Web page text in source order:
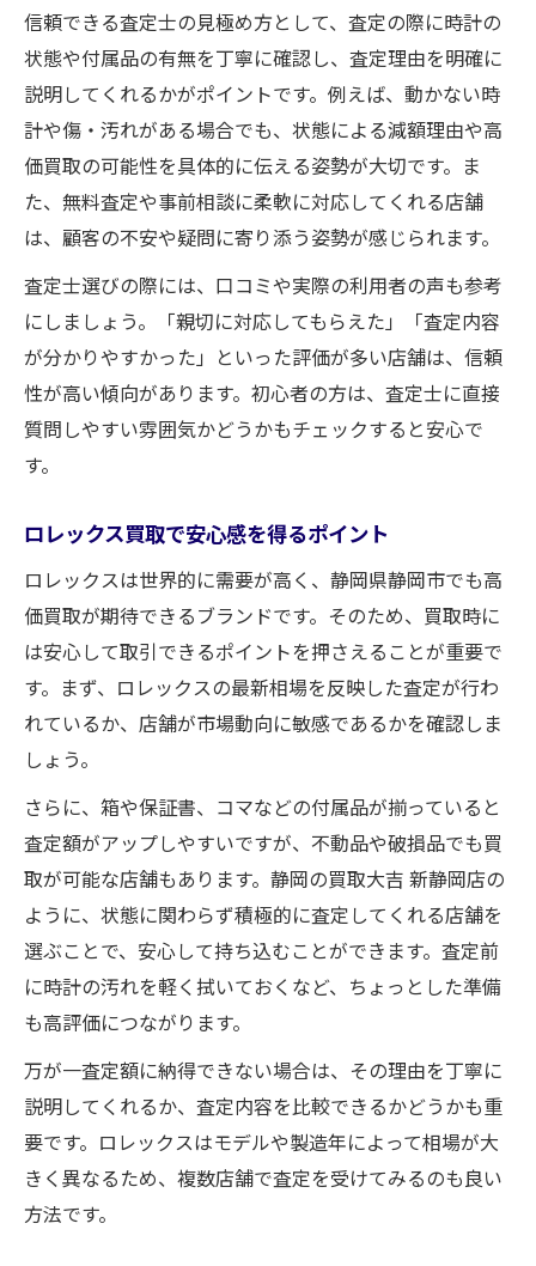
信頼できる査定士の見極め方として、査定の際に時計の
状態や付属品の有無を丁寧に確認し、査定理由を明確に
説明してくれるかがポイントです。例えば、動かない時
計や傷・汚れがある場合でも、状態による減額理由や高
価買取の可能性を具体的に伝える姿勢が大切です。ま
た、無料査定や事前相談に柔軟に対応してくれる店舗
は、顧客の不安や疑問に寄り添う姿勢が感じられます。
査定士選びの際には、口コミや実際の利用者の声も参考
にしましょう。「親切に対応してもらえた」「査定内容
が分かりやすかった」といった評価が多い店舗は、信頼
性が高い傾向があります。初心者の方は、査定士に直接
質問しやすい雰囲気かどうかもチェックすると安心で
す。
ロレックス買取で安心感を得るポイント
ロレックスは世界的に需要が高く、静岡県静岡市でも高
価買取が期待できるブランドです。そのため、買取時に
は安心して取引できるポイントを押さえることが重要で
す。まず、ロレックスの最新相場を反映した査定が行わ
れているか、店舗が市場動向に敏感であるかを確認しま
しょう。
さらに、箱や保証書、コマなどの付属品が揃っていると
査定額がアップしやすいですが、不動品や破損品でも買
取が可能な店舗もあります。静岡の買取大吉 新静岡店の
ように、状態に関わらず積極的に査定してくれる店舗を
選ぶことで、安心して持ち込むことができます。査定前
に時計の汚れを軽く拭いておくなど、ちょっとした準備
も高評価につながります。
万が一査定額に納得できない場合は、その理由を丁寧に
説明してくれるか、査定内容を比較できるかどうかも重
要です。ロレックスはモデルや製造年によって相場が大
きく異なるため、複数店舗で査定を受けてみるのも良い
方法です。